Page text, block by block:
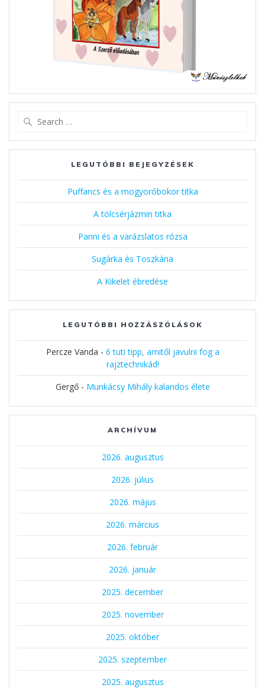
LEGUTÓBBI BEJEGYZÉSEK
Puffancs és a mogyoróbokor titka
A tölcsérjázmin titka
Panni és a varázslatos rózsa
Sugárka és Toszkána
A Kikelet ébredése
LEGUTÓBBI HOZZÁSZÓLÁSOK
Percze Vanda - 6 tuti tipp, amitől javulni fog a
rajztechnikád!
Gergő- Munkácsy Mihály kalandos élete
ARCHÍVUM
2026. augusztus
2026. július
2026. május
2026. március
2026. február
2026. január
2025. december
2025. november
2025. október
2025. szeptember
2025. augusztus